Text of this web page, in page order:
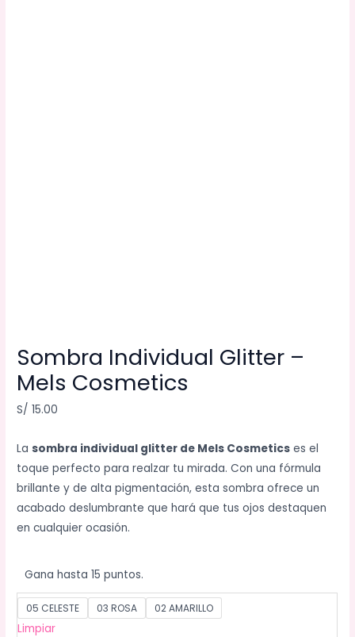
Sombra Individual Glitter –
Mels Cosmetics
S/ 15.00
Lasombra individual glitter de Mels Cosmetics es el
toque perfecto para realzar tu mirada. Con una fórmula
brillante y de alta pigmentación, esta sombra ofrece un
acabado deslumbrante que hará que tus ojos destaquen
en cualquier ocasión.
Gana hasta 15 puntos.
05 CELESTE 03 ROSA 02 AMARILLO
Limpiar